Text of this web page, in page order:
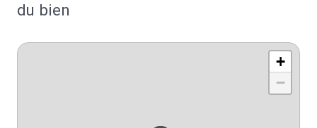
du bien
+
−